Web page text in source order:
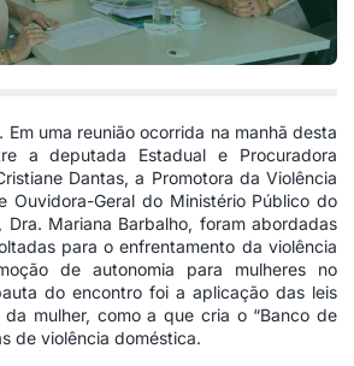
Em uma reunião ocorrida na manhã desta
a deputada Estadual e Procuradora
Dantas, a Promotora da Violência
Ouvidora-Geral do Ministério Público do
Dra. Mariana Barbalho, foram abordadas
para o enfrentamento da violência
de autonomia para mulheres no
do encontro foi a aplicação das leis
mulher, como a que cria o “Banco de
de violência doméstica.